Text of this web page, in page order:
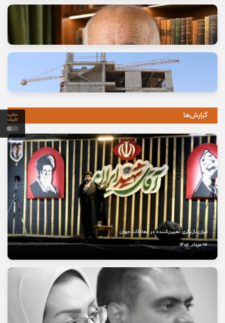
حالت
تاریک
وعده خانه‌ای که برای خانواده‌ها گران تمام شد
11 مرداد, 1405
10 مرداد, 1405
نخستین بیمارستان چشم‌پزشکی سمنان در مسیر بهره‌برداری
8 مرداد, 1405
گزارش‌ها
ایران بازیگری تعیین‌کننده در معادلات جهان
17 مرداد, 1405